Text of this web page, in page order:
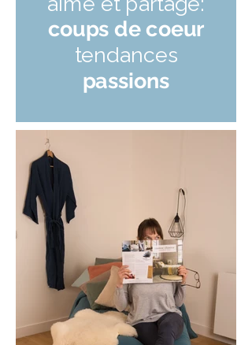
coups de coeur
tendances
passions